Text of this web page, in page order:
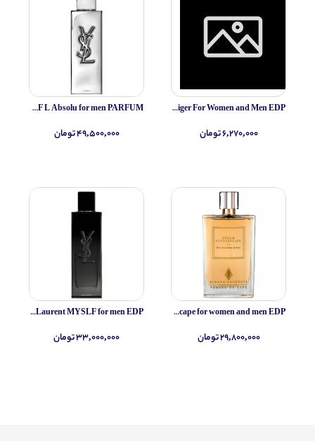
IRIB Espigan (altamir) Papilo tiger For Women and Men EDP
۶,۲۷۰,۰۰۰ تومان
Simone Andreoli Tulum Junglescape for women and men EDP
۲۹,۸۰۰,۰۰۰ تومان
Yves Saint Laurent MYSLF L Absolu for men PARFUM
۴۹,۵۰۰,۰۰۰ تومان
Yves Saint Laurent MYSLF for men EDP
۳۳,۰۰۰,۰۰۰ تومان